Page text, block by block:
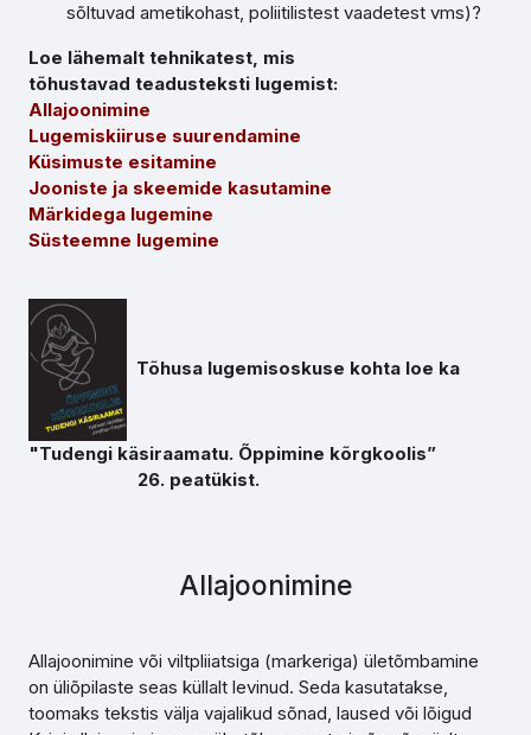
sõltuvad ametikohast, poliitilistest vaadetest vms)?
Loe lähemalt tehnikatest, mis
tõhustavad teadusteksti lugemist:
Allajoonimine
Lugemiskiiruse suurendamine
Küsimuste esitamine
Jooniste ja skeemide kasutamine
Märkidega lugemine
Süsteemne lugemine
Tõhusa lugemisoskuse kohta loe ka
"Tudengi käsiraamatu. Õppimine kõrgkoolis”
26. peatükist.
Allajoonimine
Allajoonimine või viltpliiatsiga (markeriga) ületõmbamine
on üliõpilaste seas küllalt levinud. Seda kasutatakse,
toomaks tekstis välja vajalikud sõnad, laused või lõigud